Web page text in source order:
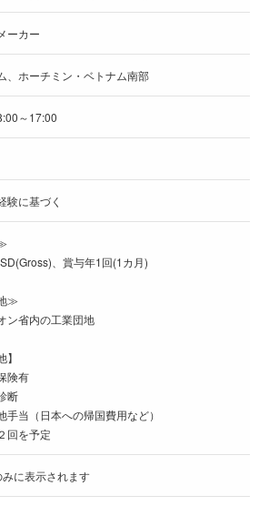
ーカー
、ホーチミン・ベトナム南部
～17:00
験に基づく
、賞与年1回(1カ月)
≫
ン省内の工業団地
】
険有
断
手当（日本への帰国費用など）
回を予定
に表示されます